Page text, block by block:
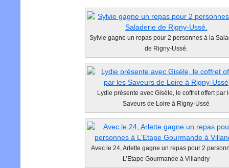
Sylvie gagne un repas pour 2 personnes à la
de Rigny-Ussé.
Lydie présente avec Gisèle, le coffret offert par
Saveurs de Loire à Rigny-Ussé
Avec le 24, Arlette gagne un repas pour 2
L’Etape Gourmande à Villandry